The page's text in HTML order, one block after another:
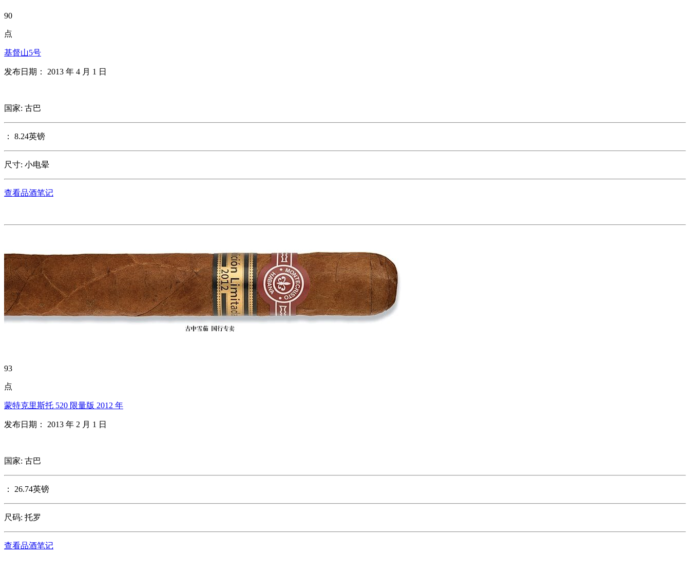
90
点
基督山5号
发布日期： 2013 年 4 月 1 日
国家: 古巴
： 8.24英镑
尺寸: 小电晕
查看品酒笔记
93
点
蒙特克里斯托 520 限量版 2012 年
发布日期： 2013 年 2 月 1 日
国家: 古巴
： 26.74英镑
尺码: 托罗
查看品酒笔记